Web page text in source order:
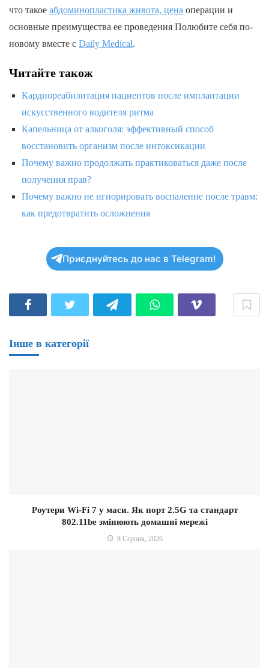
что такое абдоминопластика живота, цена операции и
основные преимущества ее проведения Полюбите себя по-
новому вместе с Daily Medical.
Читайте також
Кардиореабилитация пациентов после имплантации
искусственного водителя ритма
Капельница от алкоголя: эффективный способ
восстановить организм после интоксикации
Почему важно продолжать практиковаться даже после
получения прав?
Почему важно не игнорировать воспаление после травм:
как предотвратить осложнения
Приєднуйтесь до нас в Telegram!
Інше в категорії
Роутери Wi-Fi 7 у маси. Як порт 2.5G та стандарт
802.11be змінюють домашні мережі
8 Серпня, 2026